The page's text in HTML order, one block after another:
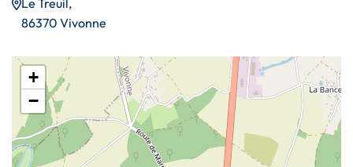
Le Treuil,
86370 Vivonne
+
−